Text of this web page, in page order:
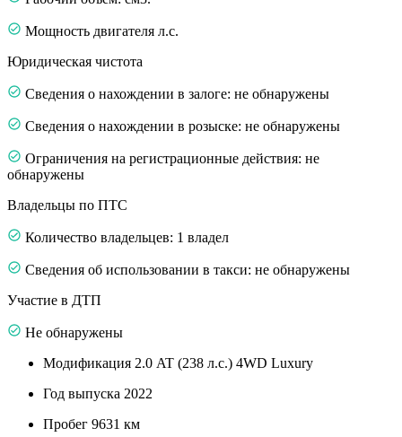
Мощность двигателя л.с.
Юридическая чистота
Сведения о нахождении в залоге: не обнаружены
Сведения о нахождении в розыске: не обнаружены
Ограничения на регистрационные действия: не
обнаружены
Владельцы по ПТС
Количество владельцев: 1 владел
Сведения об использовании в такси: не обнаружены
Участие в ДТП
Не обнаружены
Модификация 2.0 AT (238 л.с.) 4WD Luxury
Год выпуска 2022
Пробег 9631 км